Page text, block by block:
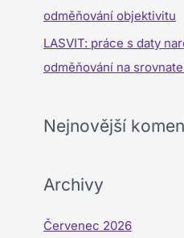
odměňování objektivitu
LASVIT: práce s daty
odměňování na
Nejnovější
Archivy
Červenec 2026